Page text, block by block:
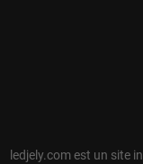
ledjely.com est un site